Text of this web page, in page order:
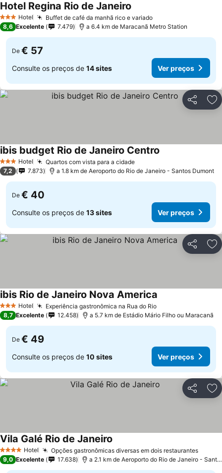
3 EstrelasHotel Buffet de café da manhã rico e variado
Hotel Regina Rio de Janeiro
8,6 Excelente 7.479 a 6.4 km de Maracanã Metro Station
De € 57
Consulte os preços de 14 sites Ver preços
Partilhar
3 EstrelasHotel Quartos com vista para a cidade
ibis budget Rio de Janeiro Centro
7,2 7.873 a 1.8 km de Aeroporto do Rio de Janeiro - Santos Dumont
De € 40
Consulte os preços de 13 sites Ver preços
Partilhar
3 EstrelasHotel Experiência gastronômica na Rua do Rio
ibis Rio de Janeiro Nova America
8,7 Excelente 12.458 a 5.7 km de Estádio Mário Filho ou Maracanã
De € 49
Consulte os preços de 10 sites Ver preços
Partilhar
4 EstrelasHotel Opções gastronômicas diversas em dois restaurantes
Vila Galé Rio de Janeiro
9,0 Excelente 17.638 a 2.1 km de Aeroporto do Rio de Janeiro - Santos Dumont